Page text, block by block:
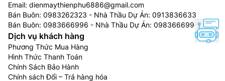
Email: dienmaythienphu6886@gmail.com
Bán Buôn: 0983262323 - Nhà Thầu Dự Án: 0913836633
Bán Buôn: 0983666996 - Nhà Thầu Dự Án: 0983666996
Dịch vụ khách hàng
Phương Thức Mua Hàng
Hình Thức Thanh Toán
Chính Sách Bảo Hành
Chính sách Đổi – Trả hàng hóa